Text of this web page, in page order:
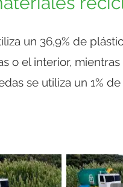
un 36,9% de
o el interior,
se utiliza un 1%